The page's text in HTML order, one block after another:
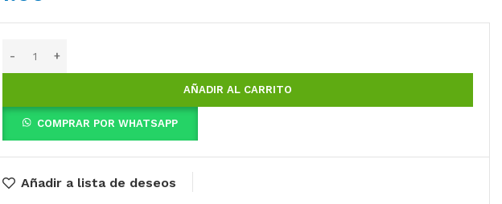
AÑADIR AL CARRITO
COMPRAR POR WHATSAPP
Añadir a lista de deseos